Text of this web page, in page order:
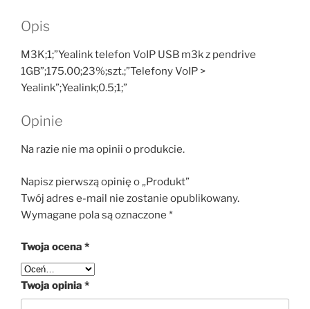
Opis
M3K;1;”Yealink telefon VoIP USB m3k z pendrive
1GB”;175.00;23%;szt.;”Telefony VoIP >
Yealink”;Yealink;0.5;1;”
Opinie
Na razie nie ma opinii o produkcie.
Napisz pierwszą opinię o „Produkt”
Twój adres e-mail nie zostanie opublikowany.
Wymagane pola są oznaczone *
Twoja ocena *
Twoja opinia *